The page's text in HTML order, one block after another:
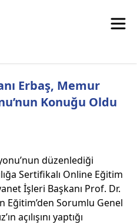
Erbaş, Memur
Konuğu Oldu
düzenlediği
Sertifikalı Online Eğitim
İşleri Başkanı Prof. Dr.
Eğitim’den Sorumlu Genel
açılışını yaptığı